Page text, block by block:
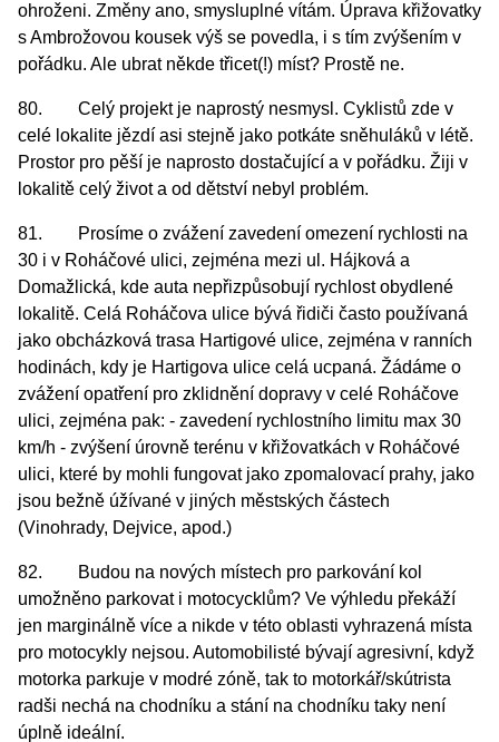
ohroženi. Změny ano, smysluplné vítám. Úprava křižovatky
s Ambrožovou kousek výš se povedla, i s tím zvýšením v
pořádku. Ale ubrat někde třicet(!) míst? Prostě ne.
80. Celý projekt je naprostý nesmysl. Cyklistů zde v
celé lokalite jězdí asi stejně jako potkáte sněhuláků v létě.
Prostor pro pěší je naprosto dostačující a v pořádku. Žiji v
lokalitě celý život a od dětství nebyl problém.
81. Prosíme o zvážení zavedení omezení rychlosti na
30 i v Roháčové ulici, zejména mezi ul. Hájková a
Domažlická, kde auta nepřizpůsobují rychlost obydlené
lokalitě. Celá Roháčova ulice bývá řidiči často používaná
jako obcházková trasa Hartigové ulice, zejména v ranních
hodinách, kdy je Hartigova ulice celá ucpaná. Žádáme o
zvážení opatření pro zklidnění dopravy v celé Roháčove
ulici, zejména pak: - zavedení rychlostního limitu max 30
km/h - zvýšení úrovně terénu v křižovatkách v Roháčové
ulici, které by mohli fungovat jako zpomalovací prahy, jako
jsou bežně úžívané v jiných městských částech
(Vinohrady, Dejvice, apod.)
82. Budou na nových místech pro parkování kol
umožněno parkovat i motocycklům? Ve výhledu překáží
jen marginálně více a nikde v této oblasti vyhrazená místa
pro motocykly nejsou. Automobilisté bývají agresivní, když
motorka parkuje v modré zóně, tak to motorkář/skútrista
radši nechá na chodníku a stání na chodníku taky není
úplně ideální.